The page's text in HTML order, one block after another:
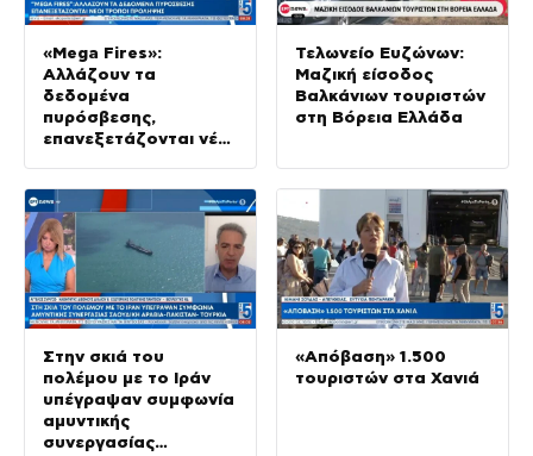
«Mega Fires»:
Αλλάζουν τα
δεδομένα
πυρόσβεσης,
επανεξετάζονται νέοι
Τελωνείο Ευζώνων:
Μαζική είσοδος
Βαλκάνιων τουριστών
στη Βόρεια Ελλάδα
Στην σκιά του
πολέμου με το Ιράν
υπέγραψαν συμφωνία
αμυντικής
συνεργασίας
«Απόβαση» 1.500
τουριστών στα Χανιά